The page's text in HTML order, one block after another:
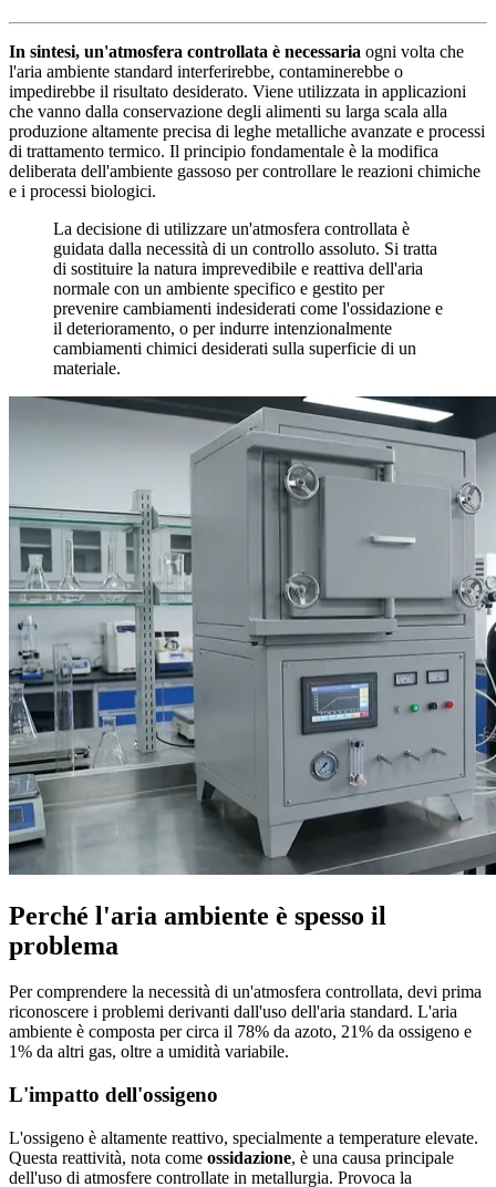
In sintesi, un'atmosfera controllata è necessaria ogni volta che
l'aria ambiente standard interferirebbe, contaminerebbe o
impedirebbe il risultato desiderato. Viene utilizzata in applicazioni
che vanno dalla conservazione degli alimenti su larga scala alla
produzione altamente precisa di leghe metalliche avanzate e processi
di trattamento termico. Il principio fondamentale è la modifica
deliberata dell'ambiente gassoso per controllare le reazioni chimiche
e i processi biologici.
La decisione di utilizzare un'atmosfera controllata è
guidata dalla necessità di un controllo assoluto. Si tratta
di sostituire la natura imprevedibile e reattiva dell'aria
normale con un ambiente specifico e gestito per
prevenire cambiamenti indesiderati come l'ossidazione e
il deterioramento, o per indurre intenzionalmente
cambiamenti chimici desiderati sulla superficie di un
materiale.
Perché l'aria ambiente è spesso il
problema
Per comprendere la necessità di un'atmosfera controllata, devi prima
riconoscere i problemi derivanti dall'uso dell'aria standard. L'aria
ambiente è composta per circa il 78% da azoto, 21% da ossigeno e
1% da altri gas, oltre a umidità variabile.
L'impatto dell'ossigeno
L'ossigeno è altamente reattivo, specialmente a temperature elevate.
Questa reattività, nota come ossidazione, è una causa principale
dell'uso di atmosfere controllate in metallurgia. Provoca la